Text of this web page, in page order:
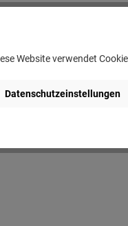
zu beschreiben,
Darstellung des
aufgeführt ist.
empfohlenen MHD
Website verwendet
Datenschutzeinstellungen